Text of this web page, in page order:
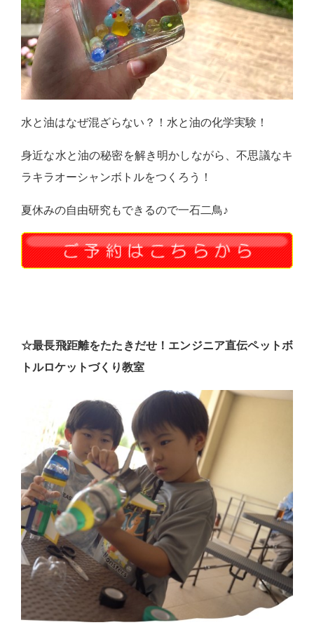
水と油はなぜ混ざらない？！水と油の化学実験！
身近な水と油の秘密を解き明かしながら、不思議なキ
ラキラオーシャンボトルをつくろう！
夏休みの自由研究もできるので一石二鳥♪
☆最長飛距離をたたきだせ！エンジニア直伝ペットボ
トルロケットづくり教室